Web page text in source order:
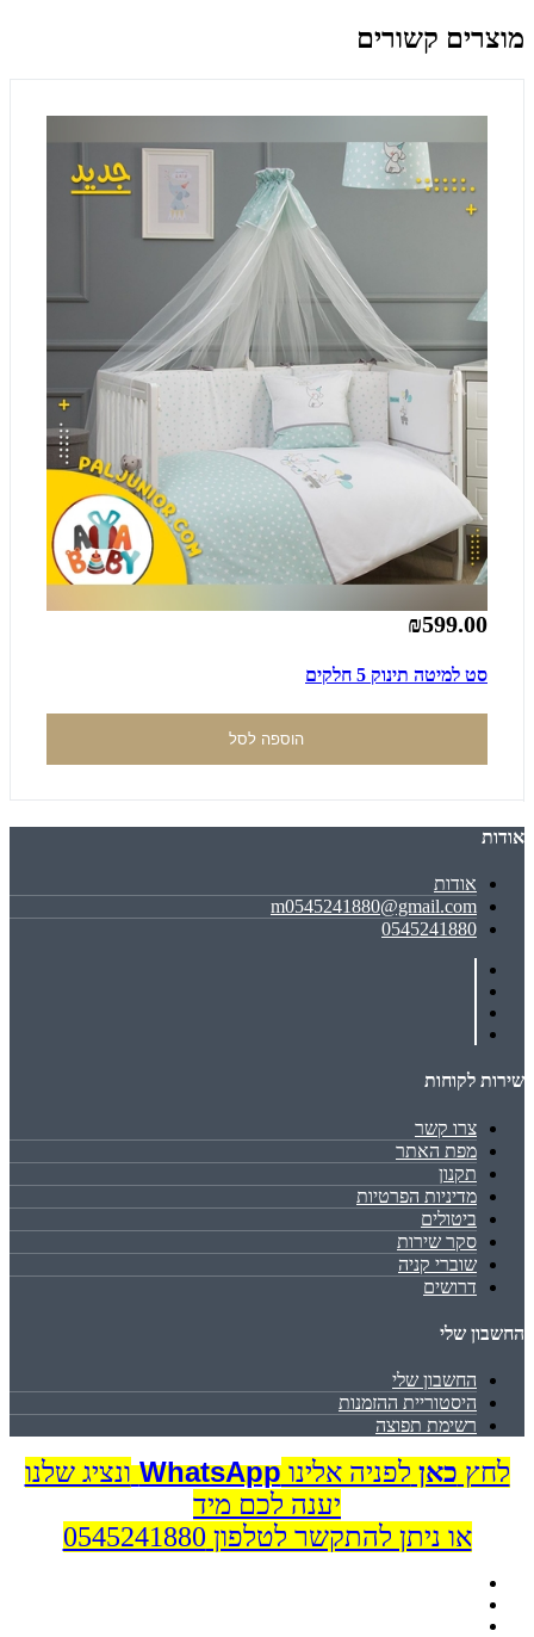
מוצרים קשורים
₪599.00
סט למיטה תינוק 5 חלקים
הוספה לסל
אודות
אודות
m0545241880@gmail.com
0545241880
שירות לקוחות
צרו קשר
מפת האתר
תקנון
מדיניות הפרטיות
ביטולים
סקר שירות
שוברי קניה
דרושים
החשבון שלי
החשבון שלי
היסטוריית ההזמנות
רשימת תפוצה
לחץ כאן לפניה אלינוWhatsApp ונציג שלנו
יענה לכם מיד
או ניתן להתקשר לטלפון 0545241880